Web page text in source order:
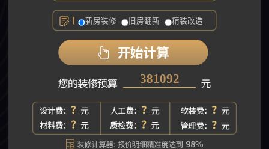
新房装修 旧房翻新 精装改造
494148